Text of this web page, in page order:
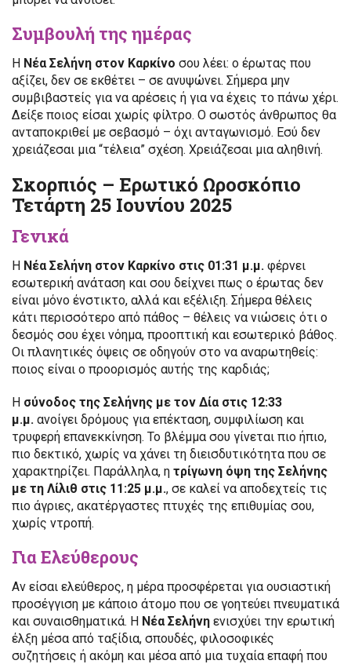
Συμβουλή της ημέρας
Η Νέα Σελήνη στον Καρκίνο σου λέει: ο έρωτας που
αξίζει, δεν σε εκθέτει – σε ανυψώνει. Σήμερα μην
συμβιβαστείς για να αρέσεις ή για να έχεις το πάνω χέρι.
Δείξε ποιος είσαι χωρίς φίλτρο. Ο σωστός άνθρωπος θα
ανταποκριθεί με σεβασμό – όχι ανταγωνισμό. Εσύ δεν
χρειάζεσαι μια “τέλεια” σχέση. Χρειάζεσαι μια αληθινή.
Σκορπιός – Ερωτικό Ωροσκόπιο
Τετάρτη 25 Ιουνίου 2025
Γενικά
Η Νέα Σελήνη στον Καρκίνο στις 01:31 μ.μ. φέρνει
εσωτερική ανάταση και σου δείχνει πως ο έρωτας δεν
είναι μόνο ένστικτο, αλλά και εξέλιξη. Σήμερα θέλεις
κάτι περισσότερο από πάθος – θέλεις να νιώσεις ότι ο
δεσμός σου έχει νόημα, προοπτική και εσωτερικό βάθος.
Οι πλανητικές όψεις σε οδηγούν στο να αναρωτηθείς:
ποιος είναι ο προορισμός αυτής της καρδιάς;
Η σύνοδος της Σελήνης με τον Δία στις 12:33
μ.μ. ανοίγει δρόμους για επέκταση, συμφιλίωση και
τρυφερή επανεκκίνηση. Το βλέμμα σου γίνεται πιο ήπιο,
πιο δεκτικό, χωρίς να χάνει τη διεισδυτικότητα που σε
χαρακτηρίζει. Παράλληλα, η τρίγωνη όψη της Σελήνης
με τη Λίλιθ στις 11:25 μ.μ., σε καλεί να αποδεχτείς τις
πιο άγριες, ακατέργαστες πτυχές της επιθυμίας σου,
χωρίς ντροπή.
Για Ελεύθερους
Αν είσαι ελεύθερος, η μέρα προσφέρεται για ουσιαστική
προσέγγιση με κάποιο άτομο που σε γοητεύει πνευματικά
και συναισθηματικά. Η Νέα Σελήνη ενισχύει την ερωτική
έλξη μέσα από ταξίδια, σπουδές, φιλοσοφικές
συζητήσεις ή ακόμη και μέσα από μια τυχαία επαφή που